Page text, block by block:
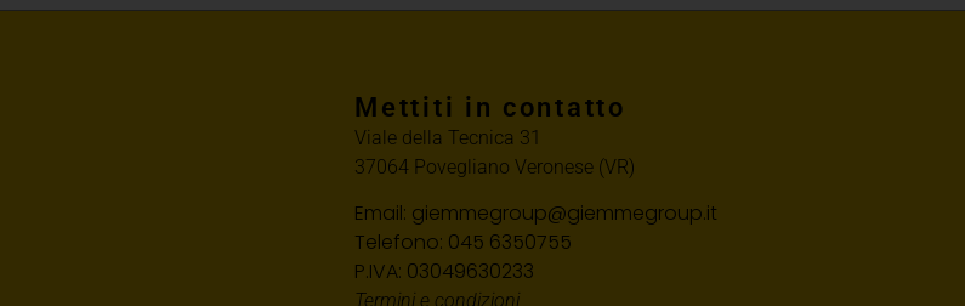
Mettiti in contatto
Viale della Tecnica 31
37064 Povegliano Veronese (VR)
Email: giemmegroup@giemmegroup.it
Telefono: 045 6350755
P.IVA: 03049630233
Termini e condizioni